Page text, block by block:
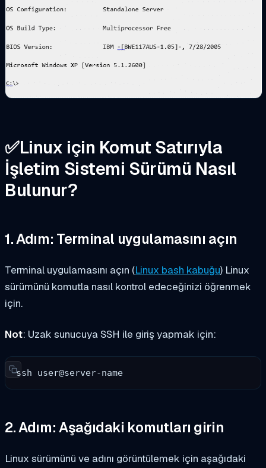
✅Linux için Komut Satırıyla
İşletim Sistemi Sürümü Nasıl
Bulunur?
1. Adım: Terminal uygulamasını açın
Terminal uygulamasını açın (Linux bash kabuğu) Linux
sürümünü komutla nasıl kontrol edeceğinizi öğrenmek
için.
Not: Uzak sunucuya SSH ile giriş yapmak için:
ssh user@server-name
2. Adım: Aşağıdaki komutları girin
Linux sürümünü ve adını görüntülemek için aşağıdaki